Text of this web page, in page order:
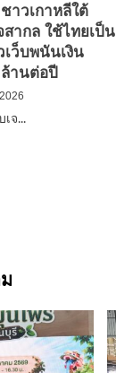
าวเกาหลีใต้
ากล ใช้ไทยเป็น
เว็บพนันเงิน
านต่อปี
จ...